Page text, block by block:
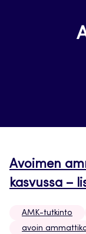
Avoimen
kasvussa –
AMK-tutkinto
avoin